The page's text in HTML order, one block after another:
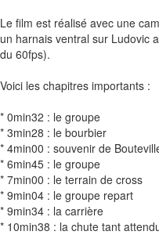
Le film est réalisé avec une
un harnais ventral sur Ludovic
du 60fps).
Voici les chapitres importants :
* 0min32 : le groupe
* 3min28 : le bourbier
* 4min00 : souvenir de
* 6min45 : le groupe
* 7min00 : le terrain de cross
* 9min04 : le groupe repart
* 9min34 : la carrière
* 10min38 : la chute tant